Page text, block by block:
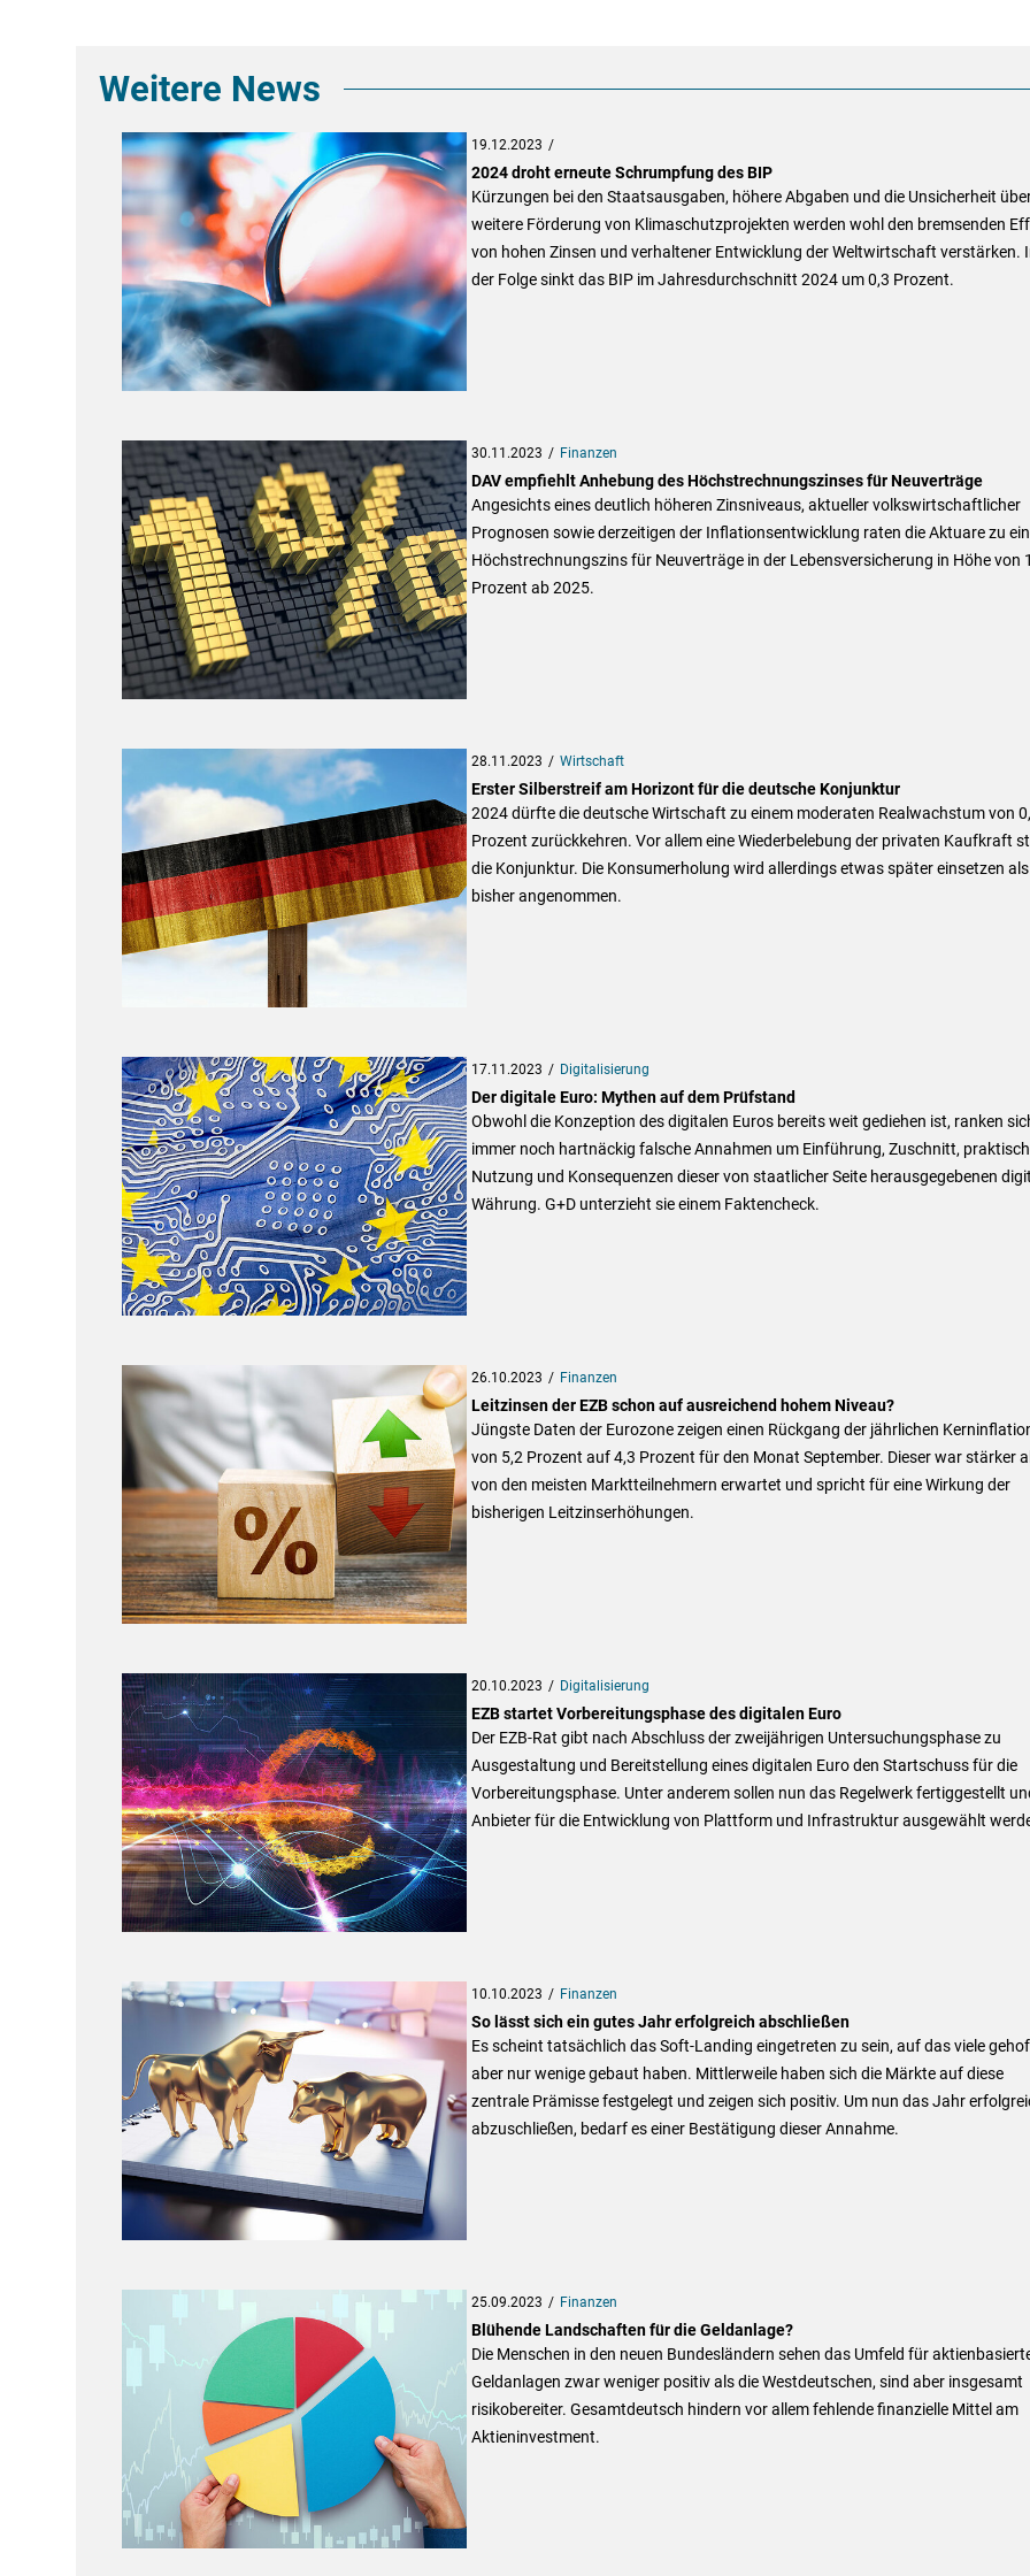
Weitere News
19.12.2023
2024 droht erneute Schrumpfung des BIP
Kürzungen bei den Staatsausgaben, höhere Abgaben und die Unsicherheit
weitere Förderung von Klimaschutzprojekten werden wohl den bremsenden
von hohen Zinsen und verhaltener Entwicklung der Weltwirtschaft verstärken.
der Folge sinkt das BIP im Jahresdurchschnitt 2024 um 0,3 Prozent.
30.11.2023 Finanzen
DAV empfiehlt Anhebung des Höchstrechnungszinses für Neuverträge
Angesichts eines deutlich höheren Zinsniveaus, aktueller volkswirtschaftlicher
Prognosen sowie derzeitigen der Inflationsentwicklung raten die Aktuare zu
Höchstrechnungszins für Neuverträge in der Lebensversicherung in Höhe von
Prozent ab 2025.
28.11.2023 Wirtschaft
Erster Silberstreif am Horizont für die deutsche Konjunktur
2024 dürfte die deutsche Wirtschaft zu einem moderaten Realwachstum von
Prozent zurückkehren. Vor allem eine Wiederbelebung der privaten Kaufkraft
die Konjunktur. Die Konsumerholung wird allerdings etwas später einsetzen als
bisher angenommen.
17.11.2023 Digitalisierung
Der digitale Euro: Mythen auf dem Prüfstand
Obwohl die Konzeption des digitalen Euros bereits weit gediehen ist, ranken
immer noch hartnäckig falsche Annahmen um Einführung, Zuschnitt,
Nutzung und Konsequenzen dieser von staatlicher Seite herausgegebenen
Währung. G+D unterzieht sie einem Faktencheck.
26.10.2023 Finanzen
Leitzinsen der EZB schon auf ausreichend hohem Niveau?
Jüngste Daten der Eurozone zeigen einen Rückgang der jährlichen
von 5,2 Prozent auf 4,3 Prozent für den Monat September. Dieser war stärker
von den meisten Marktteilnehmern erwartet und spricht für eine Wirkung der
bisherigen Leitzinserhöhungen.
20.10.2023 Digitalisierung
EZB startet Vorbereitungsphase des digitalen Euro
Der EZB-Rat gibt nach Abschluss der zweijährigen Untersuchungsphase zu
Ausgestaltung und Bereitstellung eines digitalen Euro den Startschuss für die
Vorbereitungsphase. Unter anderem sollen nun das Regelwerk fertiggestellt
Anbieter für die Entwicklung von Plattform und Infrastruktur ausgewählt
10.10.2023 Finanzen
So lässt sich ein gutes Jahr erfolgreich abschließen
Es scheint tatsächlich das Soft-Landing eingetreten zu sein, auf das viele
aber nur wenige gebaut haben. Mittlerweile haben sich die Märkte auf diese
zentrale Prämisse festgelegt und zeigen sich positiv. Um nun das Jahr
abzuschließen, bedarf es einer Bestätigung dieser Annahme.
25.09.2023 Finanzen
Blühende Landschaften für die Geldanlage?
Die Menschen in den neuen Bundesländern sehen das Umfeld für
Geldanlagen zwar weniger positiv als die Westdeutschen, sind aber insgesamt
risikobereiter. Gesamtdeutsch hindern vor allem fehlende finanzielle Mittel am
Aktieninvestment.